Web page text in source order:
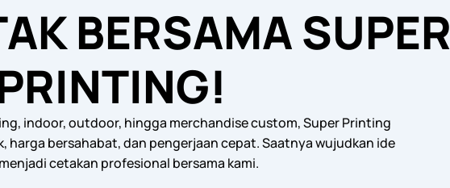
BERSAMA SUPER
indoor, outdoor, hingga merchandise custom, Super Printing
harga bersahabat, dan pengerjaan cepat. Saatnya wujudkan ide
cetakan profesional bersama kami.